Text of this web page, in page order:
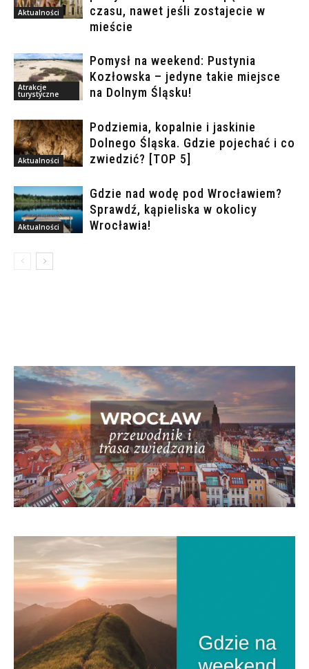
Aktualności
czasu, nawet jeśli zostajecie w
mieście
Atrakcje
turystyczne
Pomysł na weekend: Pustynia
Kozłowska – jedyne takie miejsce
na Dolnym Śląsku!
Aktualności
Podziemia, kopalnie i jaskinie
Dolnego Śląska. Gdzie pojechać i co
zwiedzić? [TOP 5]
Aktualności
Gdzie nad wodę pod Wrocławiem?
Sprawdź, kąpieliska w okolicy
Wrocławia!